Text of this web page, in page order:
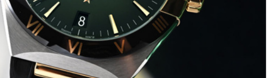
号华润大厦写字楼29层2905室（需提前预约）
号亨得利名表服务中心（品牌授权店）3层整层（需提前预约）
号亨得利名表服务中心（品牌授权店）1层整层（需提前预约）
号亨得利名表服务中心（品牌授权店）1层整层（需提前预约）
路26号时代广场（CCMALL）C座17层17-B（需提前预约）
号置信广场10层1015室（需提前预约）